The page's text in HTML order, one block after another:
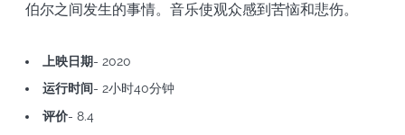
伯尔之间发生的事情。音乐使观众感到苦恼和悲伤。
上映日期- 2020
运行时间- 2小时40分钟
评价- 8.4